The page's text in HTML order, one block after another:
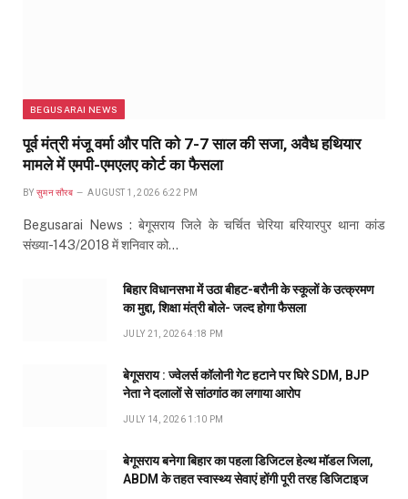
BEGUSARAI NEWS
पूर्व मंत्री मंजू वर्मा और पति को 7-7 साल की सजा, अवैध हथियार
मामले में एमपी-एमएलए कोर्ट का फैसला
BY सुमन सौरब AUGUST 1, 2026 6:22 PM
Begusarai News : बेगूसराय जिले के चर्चित चेरिया बरियारपुर थाना कांड
संख्या-143/2018 में शनिवार को…
बिहार विधानसभा में उठा बीहट-बरौनी के स्कूलों के उत्क्रमण
का मुद्दा, शिक्षा मंत्री बोले- जल्द होगा फैसला
JULY 21, 2026 4:18 PM
बेगूसराय : ज्वेलर्स कॉलोनी गेट हटाने पर घिरे SDM, BJP
नेता ने दलालों से सांठगांठ का लगाया आरोप
JULY 14, 2026 1:10 PM
बेगूसराय बनेगा बिहार का पहला डिजिटल हेल्थ मॉडल जिला,
ABDM के तहत स्वास्थ्य सेवाएं होंगी पूरी तरह डिजिटाइज